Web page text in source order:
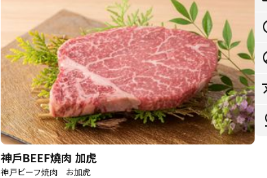
神戶BEEF燒肉 加虎
神戸ビーフ焼肉 お加虎